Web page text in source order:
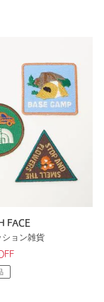
FACE
ション雑貨